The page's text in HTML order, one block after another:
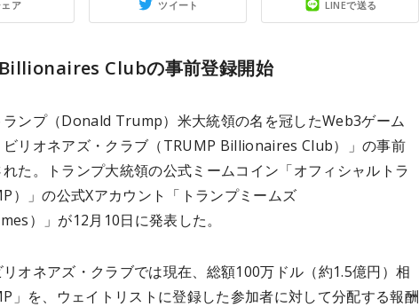
ア ツイート LINEで送る
Clubの事前登録開始
ランプ（Donald Trump）米大統領の名を冠したWeb3ゲーム
ビリオネアズ・クラブ（TRUMP Billionaires Club）」の事前
た。トランプ大統領の公式ミームコイン「オフィシャルトラ
）」の公式Xアカウント「トランプミームズ
）」が12月10日に発表した。
リオネアズ・クラブでは現在、総額100万ドル（約1.5億円）相
」を、ウェイトリストに登録した参加者に対して分配する報酬